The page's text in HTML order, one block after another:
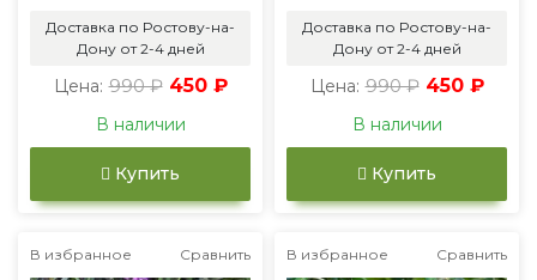
Доставка по Ростову-на-
Дону от 2-4 дней
Цена: 990 ₽ 450 ₽
В наличии
Купить
Доставка по Ростову-на-
Дону от 2-4 дней
Цена: 990 ₽ 450 ₽
В наличии
Купить
В избранное Сравнить В избранное Сравнить